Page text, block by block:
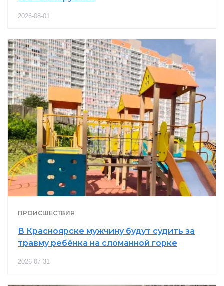
2026-08-01
ПРОИСШЕСТВИЯ
В Красноярске мужчину будут судить за
травму ребёнка на сломанной горке
2026-07-31